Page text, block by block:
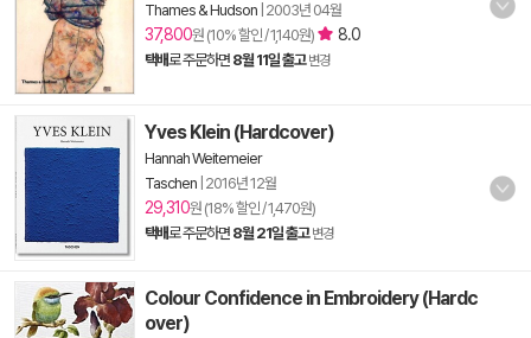
Thames & Hudson 2003년 04월
37,800원 (10% 할인 / 1,140원) 8.0
택배로 주문하면 8월 11일 출고 변경
Yves Klein (Hardcover)
Hannah Weitemeier
Taschen 2016년 12월
29,310원 (18% 할인 / 1,470원)
택배로 주문하면 8월 21일 출고 변경
Colour Confidence in Embroidery (Hardc
over)